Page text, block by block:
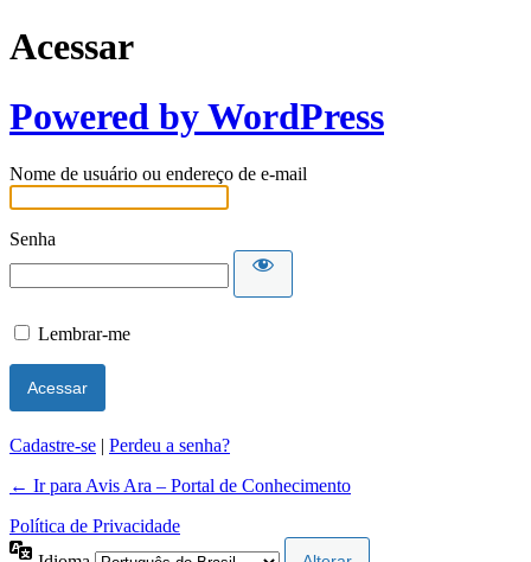
Acessar
Powered by WordPress
Nome de usuário ou endereço de e-mail
Senha
Lembrar-me
Cadastre-se | Perdeu a senha?
← Ir para Avis Ara – Portal de Conhecimento
Política de Privacidade